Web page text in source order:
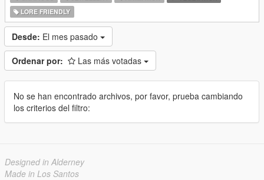
LORE FRIENDLY
Desde: El mes pasado
Ordenar por: Las más votadas
No se han encontrado archivos, por favor, prueba cambiando
los criterios del filtro:
Designed in Alderney
Made in Los Santos